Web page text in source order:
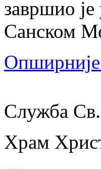
завршио
Санском
Служба
Храм